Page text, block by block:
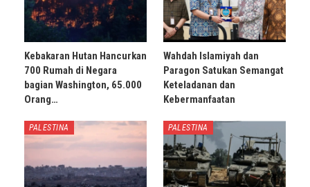
Kebakaran Hutan Hancurkan
700 Rumah di Negara
bagian Washington, 65.000
Orang…
Wahdah Islamiyah dan
Paragon Satukan Semangat
Keteladanan dan
Kebermanfaatan
PALESTINA PALESTINA